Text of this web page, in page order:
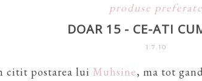
produse preferate
DOAR 15 - CE-ATI
1.7.10
citit postarea lui Muhsine, ma tot